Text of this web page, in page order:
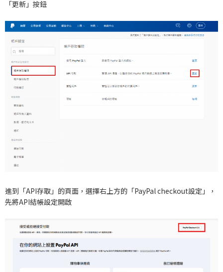
「更新」按鈕
進到「API存取」的頁面，選擇右上方的「PayPal checkout設定」，
先將API結帳設定開啟